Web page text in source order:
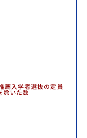
薦入学者選抜の定員
除いた数